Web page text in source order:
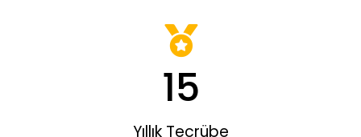
15
Yıllık Tecrübe